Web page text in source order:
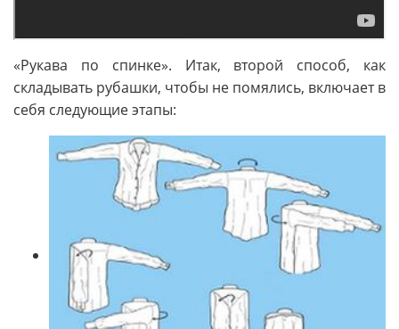
«Рукава по спинке». Итак, второй способ, как
складывать рубашки, чтобы не помялись, включает в
себя следующие этапы: